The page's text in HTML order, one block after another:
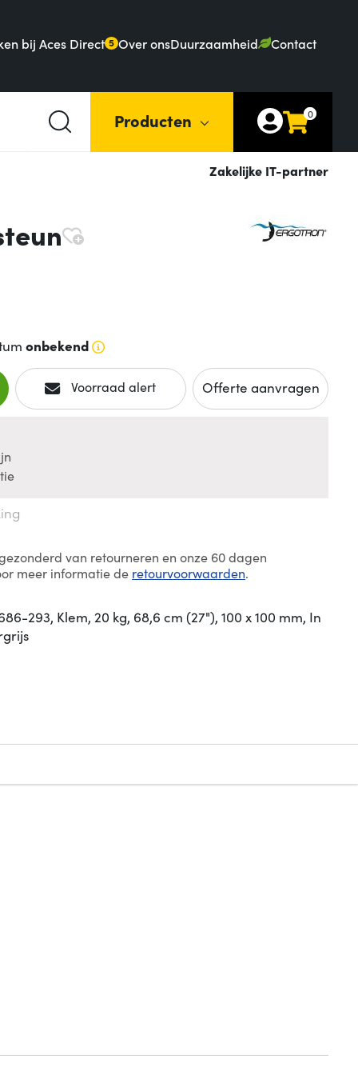
bij Aces Direct 5 Over onsDuurzaamheid Contact
Producten 0
Zakelijke IT-partner
onbekend
Voorraad alert Offerte aanvragen
van retourneren en onze 60 dagen
meer informatie de retourvoorwaarden.
293, Klem, 20 kg, 68,6 cm (27"), 100 x 100 mm, In